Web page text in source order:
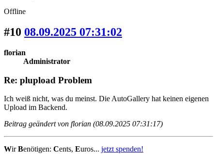
Offline
#10 08.09.2025 07:31:02
florian
Administrator
Re: plupload Problem
Ich weiß nicht, was du meinst. Die AutoGallery hat keinen eigenen
Upload im Backend.
Beitrag geändert von florian (08.09.2025 07:31:17)
WirBenötigen: Cents, Euros... jetzt spenden!